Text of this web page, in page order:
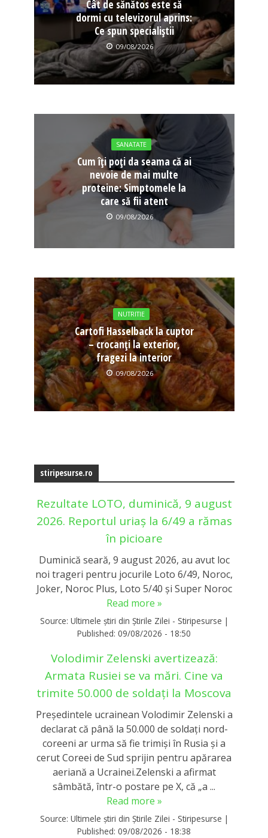
Cât de sănătos este să
dormi cu televizorul aprins:
Ce spun specialiștii
09/08/2026
SANATATE
Cum îți poți da seama că ai
nevoie de mai multe
proteine: Simptomele la
care să fii atent
09/08/2026
NUTRITIE
Cartofi Hasselback la cuptor
– crocanți la exterior,
fragezi la interior
09/08/2026
stiripesurse.ro
Rezultate LOTO, duminică, 9 august
2026. Reportul uriaș la 6/49 a rămas
în picioare
Duminică seară, 9 august 2026, au avut loc
noi trageri pentru jocurile Loto 6/49, Noroc,
Joker, Noroc Plus, Loto 5/40 și Super Noroc
Read more »
Source: Ultimele știri din Știrile Zilei - Stiripesurse |
Published: 09/08/2026 - 18:50
Volodimir Zelenski avertizează:
Armata Rusiei se va mări. Cine va
trimite 50.000 de soldați la Moscova
Președintele ucrainean Volodimir Zelenski a
declarat că până la 50.000 de soldați nord-
coreeni ar urma să fie trimiși în Rusia și a
cerut Coreei de Sud sprijin pentru apărarea
aeriană a Ucrainei.Zelenski a afirmat
sâmbătă, într-o postare pe X, că „a ...
Read more »
Source: Ultimele știri din Știrile Zilei - Stiripesurse |
Published: 09/08/2026 - 18:38